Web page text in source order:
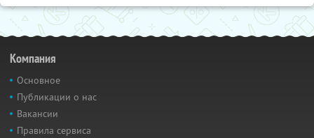
Компания
Основное
Публикации о нас
Вакансии
Правила сервиса